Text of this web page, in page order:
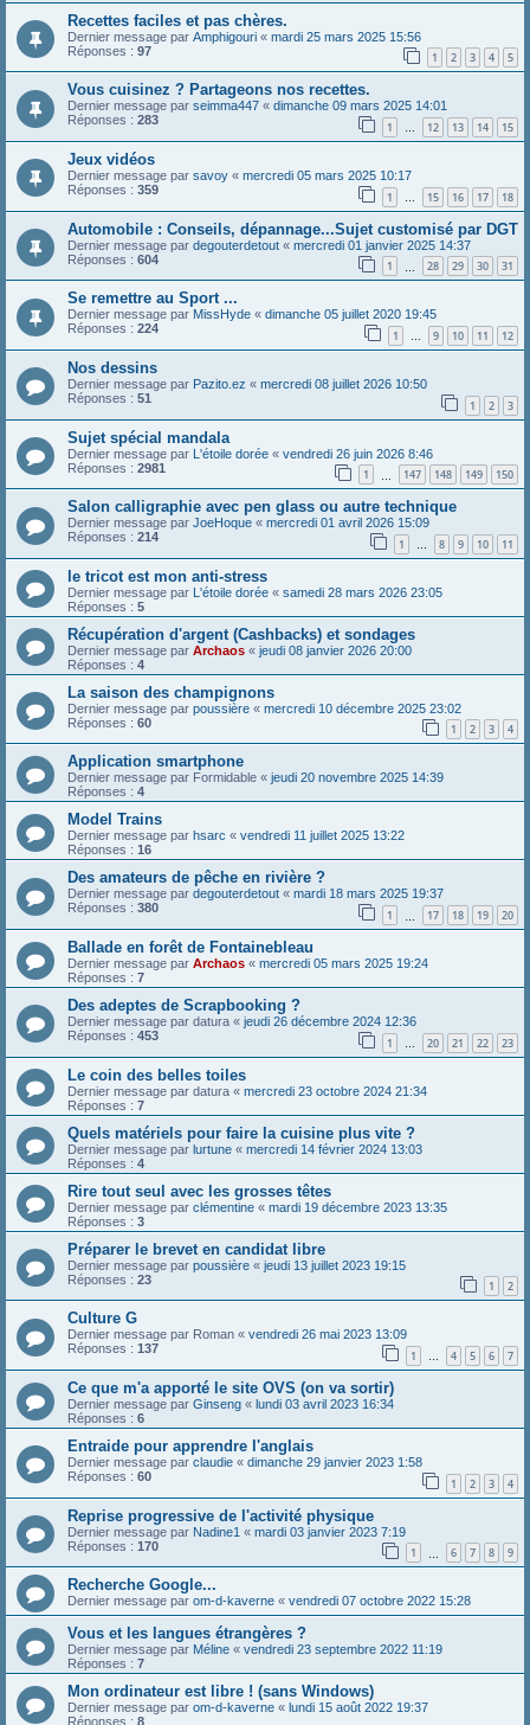
Recettes faciles et pas chères.
Dernier message par Amphigouri « mardi 25 mars 2025 15:56
Réponses : 97 1 2 3 4 5
Vous cuisinez ? Partageons nos recettes.
Dernier message par seimma447 « dimanche 09 mars 2025 14:01
Réponses : 283 1 … 12 13 14 15
Jeux vidéos
Dernier message par savoy « mercredi 05 mars 2025 10:17
Réponses : 359 1 … 15 16 17 18
Automobile : Conseils, dépannage...Sujet customisé par DGT
Dernier message par degouterdetout « mercredi 01 janvier 2025 14:37
Réponses : 604 1 28 29 30 31
Se remettre au Sport ...
Dernier message par MissHyde « dimanche 05 juillet 2020 19:45
Réponses : 224 1 … 9 10 11 12
Nos dessins
Dernier message par Pazito.ez « mercredi 08 juillet 2026 10:50
Réponses : 51 1 2 3
Sujet spécial mandala
Dernier message par L'étoile dorée « vendredi 26 juin 2026 8:46
Réponses : 2981 1 147 148 149 150
Salon calligraphie avec pen glass ou autre technique
Dernier message par JoeHoque « mercredi 01 avril 2026 15:09
Réponses : 214 1 … 8 9 10 11
le tricot est mon anti-stress
Dernier message par L'étoile dorée « samedi 28 mars 2026 23:05
Réponses : 5
Récupération d'argent (Cashbacks) et sondages
Dernier message par Archaos « jeudi 08 janvier 2026 20:00
Réponses : 4
La saison des champignons
Dernier message par poussière « mercredi 10 décembre 2025 23:02
Réponses : 60 1 2 3 4
Application smartphone
Dernier message par Formidable « jeudi 20 novembre 2025 14:39
Réponses : 4
Model Trains
Dernier message par hsarc « vendredi 11 juillet 2025 13:22
Réponses : 16
Des amateurs de pêche en rivière ?
Dernier message par degouterdetout « mardi 18 mars 2025 19:37
Réponses : 380 1 17 18 19 20
Ballade en forêt de Fontainebleau
Dernier message par Archaos « mercredi 05 mars 2025 19:24
Réponses : 7
Des adeptes de Scrapbooking ?
Dernier message par datura « jeudi 26 décembre 2024 12:36
Réponses : 453 1 … 20 21 22 23
Le coin des belles toiles
Dernier message par datura « mercredi 23 octobre 2024 21:34
Réponses : 7
Quels matériels pour faire la cuisine plus vite ?
Dernier message par lurtune « mercredi 14 février 2024 13:03
Réponses : 4
Rire tout seul avec les grosses têtes
Dernier message par clémentine « mardi 19 décembre 2023 13:35
Réponses : 3
Préparer le brevet en candidat libre
Dernier message par poussière « jeudi 13 juillet 2023 19:15
Réponses : 23 1 2
Culture G
Dernier message par Roman « vendredi 26 mai 2023 13:09
Réponses : 137 1 … 4 5 6 7
Ce que m'a apporté le site OVS (on va sortir)
Dernier message par Ginseng « lundi 03 avril 2023 16:34
Réponses : 6
Entraide pour apprendre l'anglais
Dernier message par claudie « dimanche 29 janvier 2023 1:58
Réponses : 60 1 2 3 4
Reprise progressive de l'activité physique
Dernier message par Nadine1 « mardi 03 janvier 2023 7:19
Réponses : 170 1 6 7 8 9
Recherche Google...
Dernier message par om-d-kaverne « vendredi 07 octobre 2022 15:28
Vous et les langues étrangères ?
Dernier message par Méline « vendredi 23 septembre 2022 11:19
Réponses : 7
Mon ordinateur est libre ! (sans Windows)
Dernier message par om-d-kaverne « lundi 15 août 2022 19:37
Réponses : 8